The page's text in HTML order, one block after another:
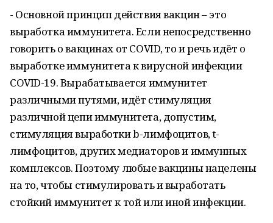
- Основной принцип действия вакцин – это
выработка иммунитета. Если непосредственно
говорить о вакцинах от COVID, то и речь идёт о
выработке иммунитета к вирусной инфекции
COVID-19. Вырабатывается иммунитет
различными путями, идёт стимуляция
различной цепи иммунитета, допустим,
стимуляция выработки b-лимфоцитов, t-
лимфоцитов, других медиаторов и иммунных
комплексов. Поэтому любые вакцины нацелены
на то, чтобы стимулировать и выработать
стойкий иммунитет к той или иной инфекции.